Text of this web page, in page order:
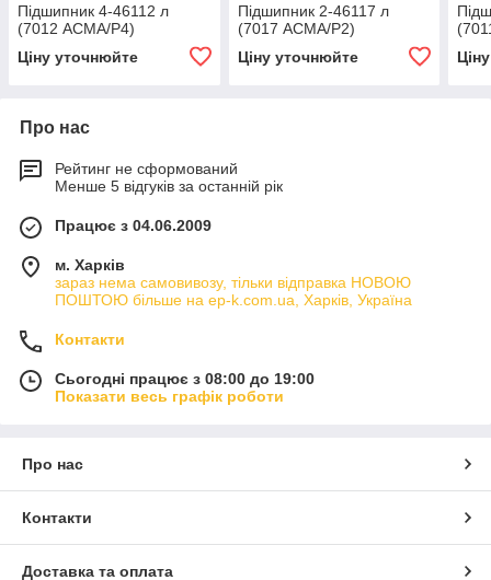
Підшипник 4-46112 л
(7012 АСМА/Р4)
Ціну уточнюйте
Підшипник 2-46117 л
(7017 АСМА/Р2)
Ціну уточнюйте
Про нас
Рейтинг не сформований
Менше 5 відгуків за останній рік
Працює з 04.06.2009
м. Харків
зараз нема самовивозу, тільки відправка НОВОЮ
ПОШТОЮ більше на ep-k.com.ua, Харків, Україна
Контакти
Сьогодні працює з 08:00 до 19:00
Показати весь графік роботи
Про нас
Контакти
Доставка та оплата